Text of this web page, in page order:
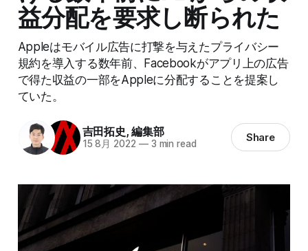
益分配を要求し断られた
Appleはモバイル広告に打撃を与えたプライバシー
規約を導入する数年前、Facebookがアプリ上の広告
で得た収益の一部をAppleに分配することを提案し
ていた。
吉田拓史 ,編集部
15 8月 2022 —3 min read Share